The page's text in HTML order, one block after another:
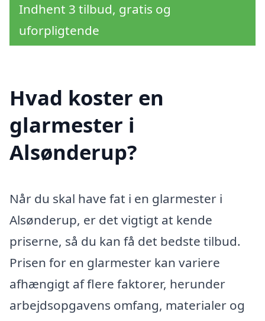
Indhent 3 tilbud, gratis og
uforpligtende
Hvad koster en
glarmester i
Alsønderup?
Når du skal have fat i en glarmester i
Alsønderup, er det vigtigt at kende
priserne, så du kan få det bedste tilbud.
Prisen for en glarmester kan variere
afhængigt af flere faktorer, herunder
arbejdsopgavens omfang, materialer og